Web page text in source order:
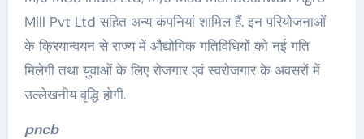
Mill Pvt Ltd सहित अन्य कंपनियां शामिल हैं. इन परियोजनाओं
के क्रियान्वयन से राज्य में औद्योगिक गतिविधियों को नई गति
मिलेगी तथा युवाओं के लिए रोजगार एवं स्वरोजगार के अवसरों में
उल्लेखनीय वृद्धि होगी.
pncb